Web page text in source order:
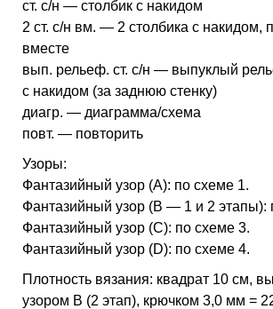
ст. с/н — столбик с накидом
2 ст. с/н вм. — 2 столбика с накидом,
вместе
вып. рельеф. ст. с/н — выпуклый
с накидом (за заднюю стенку)
диагр. — диаграмма/схема
повт. — повторить
Узоры:
Фантазийный узор (A): по схеме 1.
Фантазийный узор (B — 1 и 2 этапы):
Фантазийный узор (C): по схеме 3.
Фантазийный узор (D): по схеме 4.
Плотность вязания: квадрат 10 см,
узором B (2 этап), крючком 3,0 мм =